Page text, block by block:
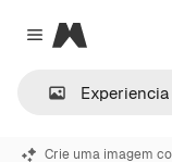
Close menu
Magnific
Crie uma imagem